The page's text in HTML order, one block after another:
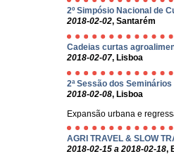
2º Simpósio Nacional de
2018-02-02, Santarém
Cadeias curtas
2018-02-07, Lisboa
2ª Sessão dos
2018-02-08, Lisboa
Expansão urbana e
AGRI TRAVEL & SLOW
2018-02-15 a 2018-02-18,